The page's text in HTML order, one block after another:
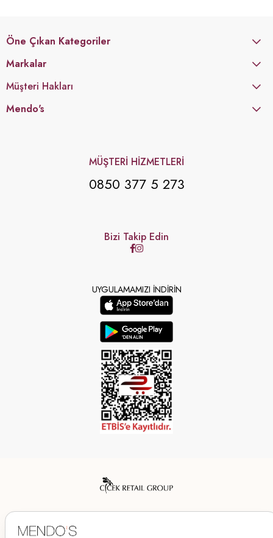
Öne Çıkan Kategoriler
Markalar
Müşteri Hakları
Mendo's
MÜŞTERİ HİZMETLERİ
0850 377 5 273
Bizi Takip Edin
UYGULAMAMIZI İNDİRİN